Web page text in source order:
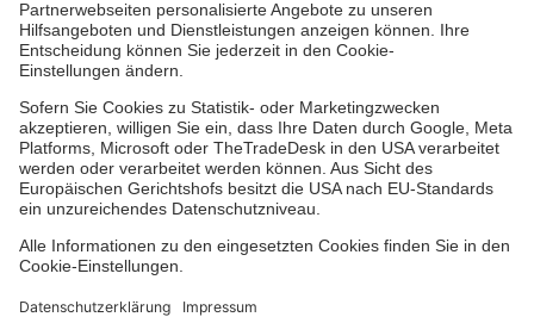
Dienste & Leistungen
Mitarbeiten & Lernen